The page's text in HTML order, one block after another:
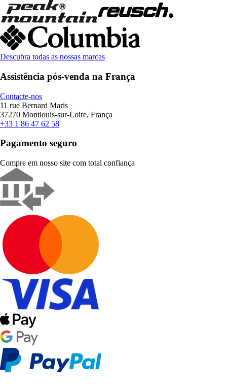
Descubra todas as nossas marcas
Assistência pós-venda na França
Contacte-nos
11 rue Bernard Maris
37270 Montlouis-sur-Loire, França
+33 1 86 47 62 58
Pagamento seguro
Compre em nosso site com total confiança